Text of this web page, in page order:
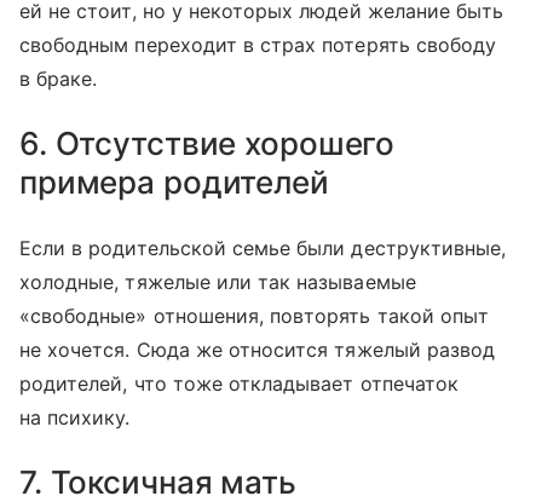
ей не стоит, но у некоторых людей желание быть
свободным переходит в страх потерять свободу
в браке.
6. Отсутствие хорошего
примера родителей
Если в родительской семье были деструктивные,
холодные, тяжелые или так называемые
«свободные» отношения, повторять такой опыт
не хочется. Сюда же относится тяжелый развод
родителей, что тоже откладывает отпечаток
на психику.
7. Токсичная мать